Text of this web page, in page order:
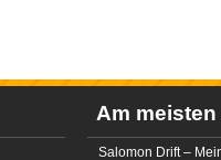
Am meisten
Salomon Drift –